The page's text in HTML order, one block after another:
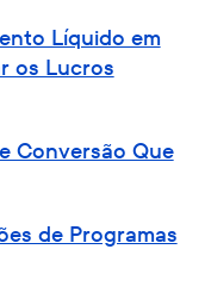
Líquido em
os Lucros
Conversão Que
de Programas